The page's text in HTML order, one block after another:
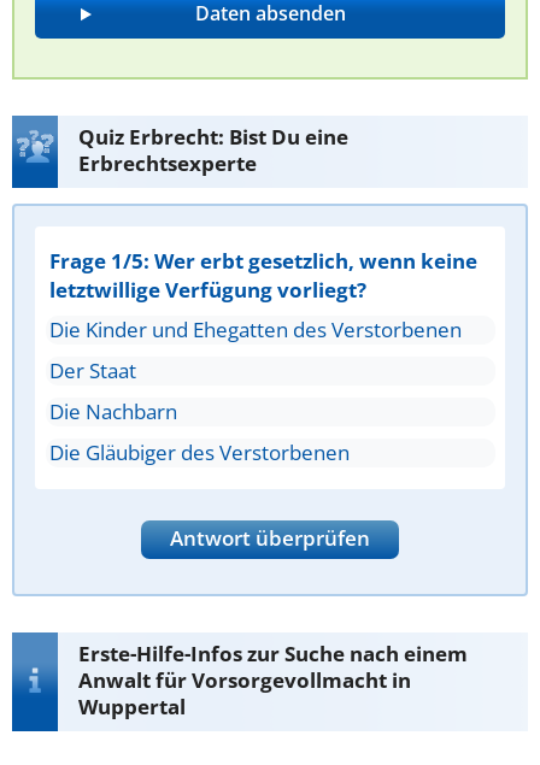
Quiz Erbrecht: Bist Du eine
Erbrechtsexperte
Frage 1/5: Wer erbt gesetzlich, wenn keine
letztwillige Verfügung vorliegt?
Die Kinder und Ehegatten des Verstorbenen
Der Staat
Die Nachbarn
Die Gläubiger des Verstorbenen
Antwort überprüfen
Erste-Hilfe-Infos zur Suche nach einem
Anwalt für Vorsorgevollmacht in
Wuppertal